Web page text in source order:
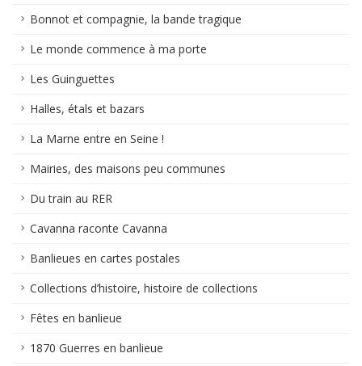
Bonnot et compagnie, la bande tragique
Le monde commence à ma porte
Les Guinguettes
Halles, étals et bazars
La Marne entre en Seine !
Mairies, des maisons peu communes
Du train au RER
Cavanna raconte Cavanna
Banlieues en cartes postales
Collections d’histoire, histoire de collections
Fêtes en banlieue
1870 Guerres en banlieue